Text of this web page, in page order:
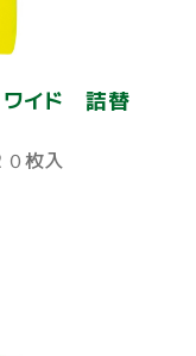
イド 詰替
枚入